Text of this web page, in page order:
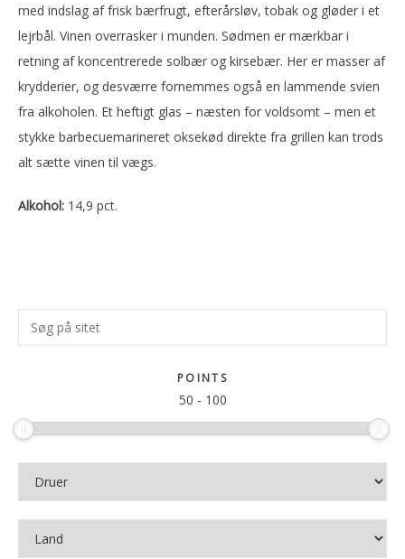
med indslag af frisk bærfrugt, efterårsløv, tobak og gløder i et
lejrbål. Vinen overrasker i munden. Sødmen er mærkbar i
retning af koncentrerede solbær og kirsebær. Her er masser af
krydderier, og desværre fornemmes også en lammende svien
fra alkoholen. Et heftigt glas – næsten for voldsomt – men et
stykke barbecuemarineret oksekød direkte fra grillen kan trods
alt sætte vinen til vægs.
Alkohol: 14,9 pct.
Primær
Sidebar
Søg
på
POINTS
50 - 100